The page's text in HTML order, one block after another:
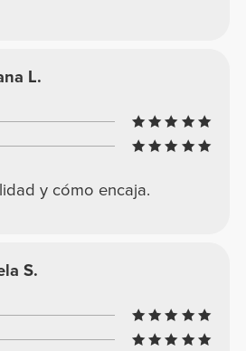
L.
y cómo encaja.
S.